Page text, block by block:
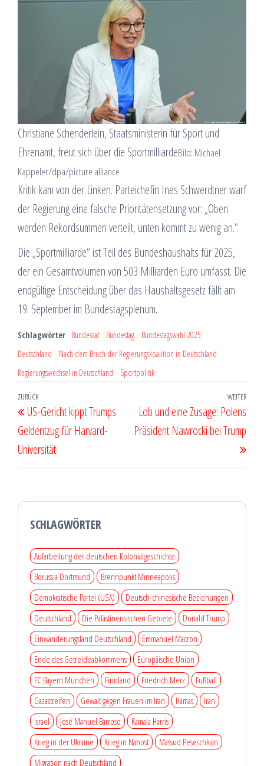
Christiane Schenderlein, Staatsministerin für Sport und
Ehrenamt, freut sich über die SportmilliardeBild: Michael
Kappeler/dpa/picture alliance
Kritik kam von der Linken. Parteichefin Ines Schwerdtner warf
der Regierung eine falsche Prioritätensetzung vor: „Oben
werden Rekordsummen verteilt, unten kommt zu wenig an.“
Die „Sportmilliarde“ ist Teil des Bundeshaushalts für 2025,
der ein Gesamtvolumen von 503 Milliarden Euro umfasst. Die
endgültige Entscheidung über das Haushaltsgesetz fällt am
19. September im Bundestagsplenum.
Schlagwörter Bundesrat Bundestag
Bundestagswahl 2025
Deutschland
Nach dem Bruch der Regierungskoalition in Deutschland
Regierungswechsel in Deutschland
Sportpolitik
Beitragsnavigation
Vorheriger
Beitrag
ZURÜCK
US-Gericht kippt Trumps
Geldentzug für Harvard-
Universität
WEITER
Lob und eine Zusage: Polens
Präsident Nawrocki bei Trump
SCHLAGWÖRTER
Aufarbeitung der deutschen Kolonialgeschichte
Borussia Dortmund
Brennpunkt Minneapolis
Demokratische Partei (USA)
Deutsch-chinesische Beziehungen
Deutschland
Die Palästinensischen Gebiete
Donald Trump
Einwanderungsland Deutschland
Emmanuel Macron
Ende des Getreideabkommens
Europäische Union
FC Bayern München
Finnland Friedrich Merz
Fußball
Gazastreifen
Gewalt gegen Frauen im Iran Hamas
Iran
israel
José Manuel Barroso
Kamala Harris
Krieg in der Ukraine
Krieg in Nahost
Massud Peseschkian
Migration nach Deutschland